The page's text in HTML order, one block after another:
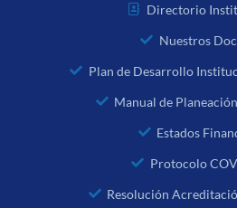
Directorio
Nuestros
Plan de Desarrollo
Manual de
Estados
Protocolo
Resolución